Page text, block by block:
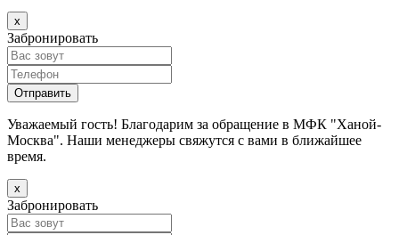
х
Забронировать
Уважаемый гость! Благодарим за обращение в МФК "Ханой-
Москва". Наши менеджеры свяжутся с вами в ближайшее
время.
х
Забронировать